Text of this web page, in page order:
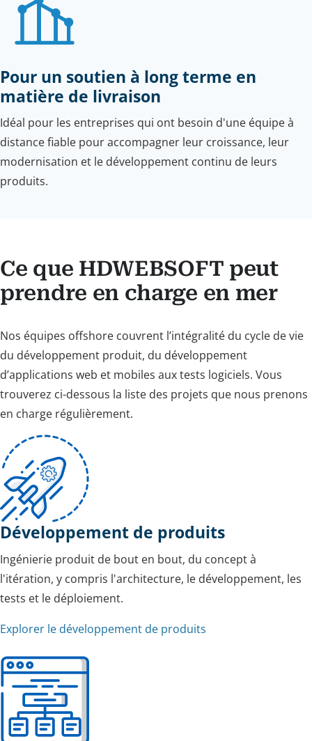
Pour un soutien à long terme en
matière de livraison
Idéal pour les entreprises qui ont besoin d'une équipe à
distance fiable pour accompagner leur croissance, leur
modernisation et le développement continu de leurs
produits.
Ce que HDWEBSOFT peut
prendre en charge en mer
Nos équipes offshore couvrent l’intégralité du cycle de vie
du développement produit, du développement
d’applications web et mobiles aux tests logiciels. Vous
trouverez ci-dessous la liste des projets que nous prenons
en charge régulièrement.
Développement de produits
Ingénierie produit de bout en bout, du concept à
l'itération, y compris l'architecture, le développement, les
tests et le déploiement.
Explorer le développement de produits